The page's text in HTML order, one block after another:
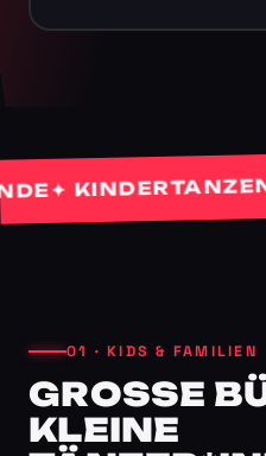
KINDERTANZEN✦
01 · KIDS & FAMILIEN
GROSSE
LEINE T